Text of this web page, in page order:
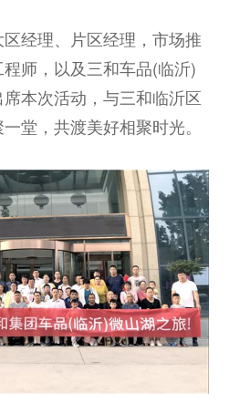
经理、片区经理，市场推
师，以及三和车品(临沂)
本次活动，与三和临沂区
堂，共渡美好相聚时光。